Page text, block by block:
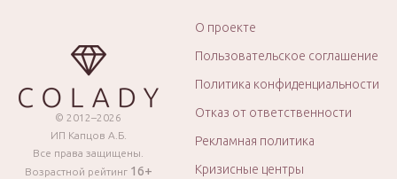
© 2012–2026
ИП Капцов А.Б.
Все права защищены.
Возрастной рейтинг 16+
О проекте
Пользовательское соглашение
Политика конфиденциальности
Отказ от ответственности
Рекламная политика
Кризисные центры